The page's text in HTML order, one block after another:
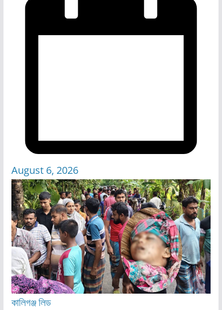
August 6, 2026
কালিগঞ্জলিড